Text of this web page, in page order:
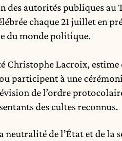
autorités publiques au
chaque 21 juillet en
du monde politique.
Christophe Lacroix, estime
participent à une
de l’ordre
des cultes reconnus.
de l’État et de la